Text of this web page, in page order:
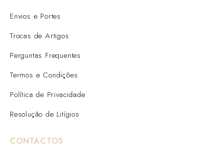
Envios e Portes
Trocas de Artigos
Perguntas Frequentes
Termos e Condições
Política de Privacidade
Resolução de Litígios
CONTACTOS